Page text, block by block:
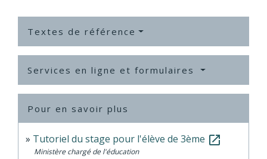
Textes de référence
Services en ligne et formulaires
Pour en savoir plus
Tutoriel du stage pour l'élève de 3ème open_in_new
Ministère chargé de l'éducation